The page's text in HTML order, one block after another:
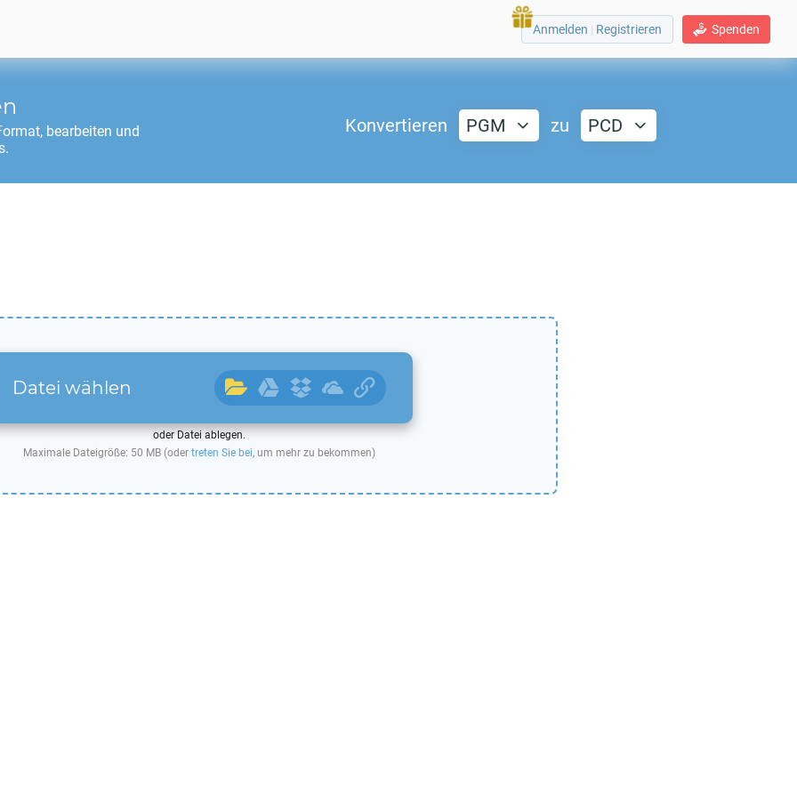
Spenden
Anmelden | Registrieren
bearbeiten und
Konvertieren PGM zu PCD
Datei wählen
oder Datei ablegen.
Maximale Dateigröße: 50 MB (oder treten Sie bei, um mehr zu bekommen)